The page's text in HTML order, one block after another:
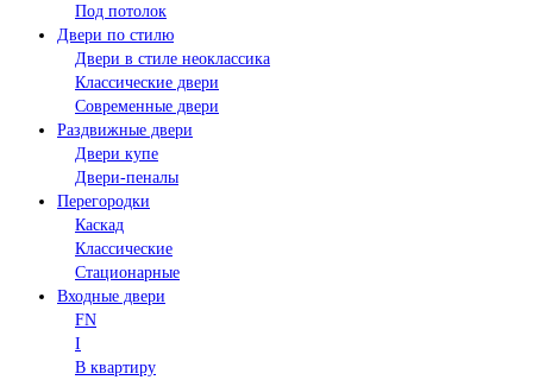
Под потолок
Двери по стилю
Двери в стиле неоклассика
Классические двери
Современные двери
Раздвижные двери
Двери купе
Двери-пеналы
Перегородки
Каскад
Классические
Стационарные
Входные двери
FN
I
В квартиру